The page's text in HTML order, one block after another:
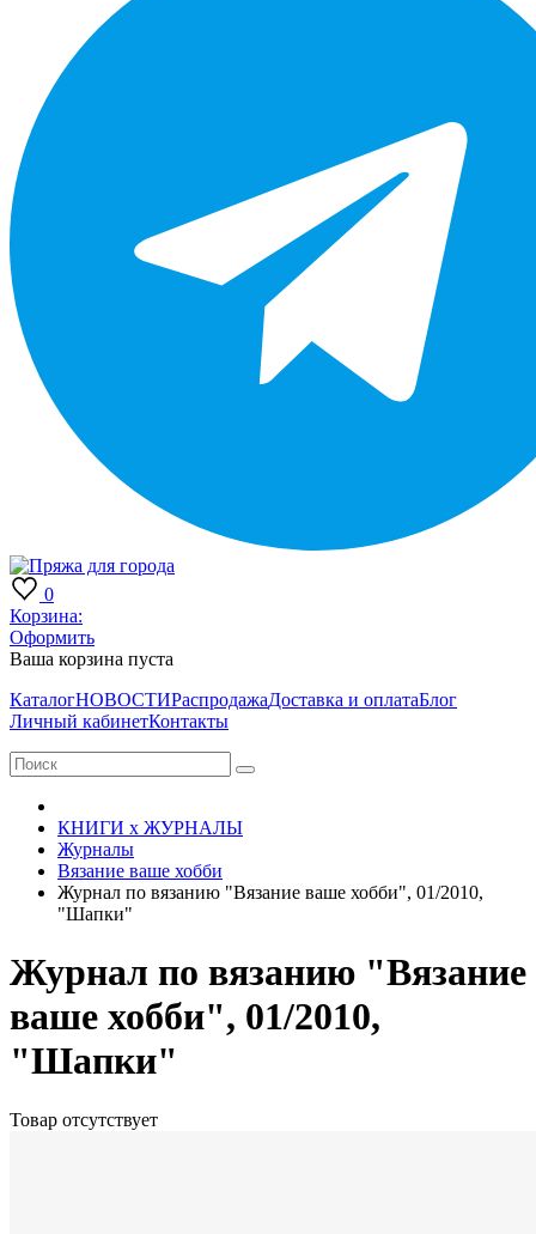
0
Корзина:
Оформить
Ваша корзина пуста
КаталогНОВОСТИРаспродажаДоставка и оплатаБлог
Личный кабинетКонтакты
КНИГИ х ЖУРНАЛЫ
Журналы
Вязание ваше хобби
Журнал по вязанию "Вязание ваше хобби", 01/2010,
"Шапки"
Журнал по вязанию "Вязание
ваше хобби", 01/2010,
"Шапки"
Товар отсутствует